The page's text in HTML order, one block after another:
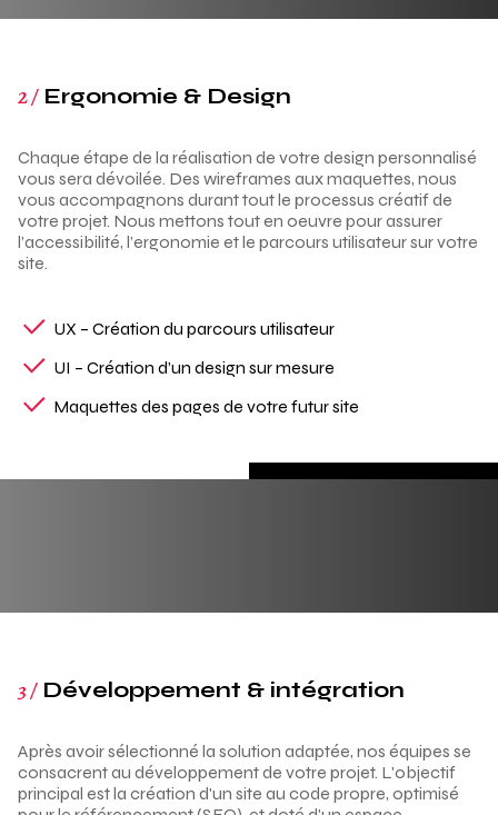
2 /Ergonomie & Design
Chaque étape de la réalisation de votre design personnalisé
vous sera dévoilée. Des wireframes aux maquettes, nous
vous accompagnons durant tout le processus créatif de
votre projet. Nous mettons tout en oeuvre pour assurer
l’accessibilité, l’ergonomie et le parcours utilisateur sur votre
site.
UX – Création du parcours utilisateur
UI – Création d’un design sur mesure
Maquettes des pages de votre futur site
3 /Développement & intégration
Après avoir sélectionné la solution adaptée, nos équipes se
consacrent au développement de votre projet. L'objectif
principal est la création d'un site au code propre, optimisé